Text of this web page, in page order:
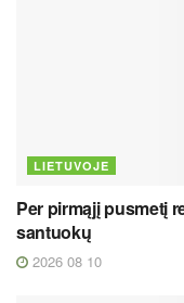
LIETUVOJE
Per pirmąjį pusmetį
santuokų
2026 08 10